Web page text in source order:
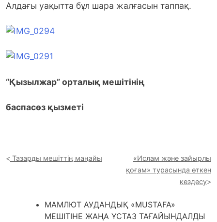
Алдағы уақытта бұл шара жалғасын таппақ.
“Қызылжар” орталық мешітінің
баспасөз қызметі
Тазарды мешіттің маңайы
«Ислам және зайырлы
қоғам» турасында өткен
кездесу
МАМЛЮТ АУДАНДЫҚ «MUSTAFA»
МЕШІТІНЕ ЖАҢА ҰСТАЗ ТАҒАЙЫНДАЛДЫ